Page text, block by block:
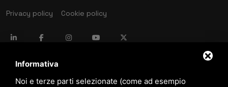
Privacy policy
Cookie policy
language ITALIANO
Informativa
Noi e terze parti selezionate (come ad esempio